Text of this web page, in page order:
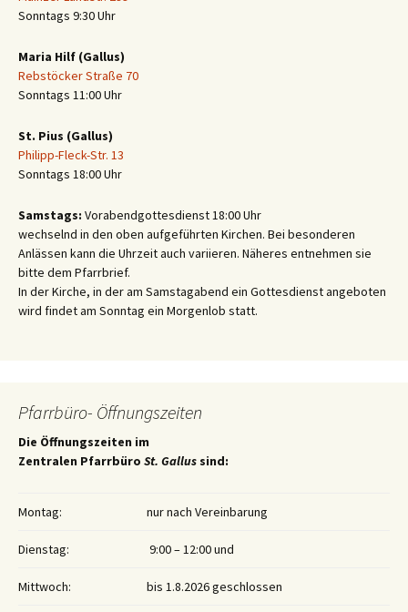
Sonntags 9:30 Uhr
Maria Hilf (Gallus)
Rebstöcker Straße 70
Sonntags 11:00 Uhr
St. Pius (Gallus)
Philipp-Fleck-Str. 13
Sonntags 18:00 Uhr
Samstags: Vorabendgottesdienst 18:00 Uhr
wechselnd in den oben aufgeführten Kirchen. Bei besonderen
Anlässen kann die Uhrzeit auch variieren. Näheres entnehmen sie
bitte dem Pfarrbrief.
In der Kirche, in der am Samstagabend ein Gottesdienst angeboten
wird findet am Sonntag ein Morgenlob statt.
Pfarrbüro- Öffnungszeiten
Die Öffnungszeiten im
Zentralen Pfarrbüro St. Gallus sind:
Montag: nur nach Vereinbarung
Dienstag: 9:00 – 12:00 und
Mittwoch: bis 1.8.2026 geschlossen